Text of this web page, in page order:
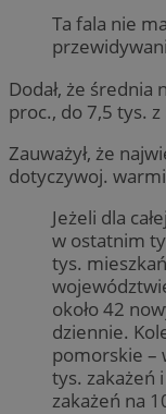
Ta fala nie
Dodał, że średnia
proc., do 7,5 tys. z
Zauważył, że
dotyczywoj.
Jeżeli dla
w ostatnim
tys.
około 42
dziennie.
pomorskie –
tys. zakażeń
zakażeń na